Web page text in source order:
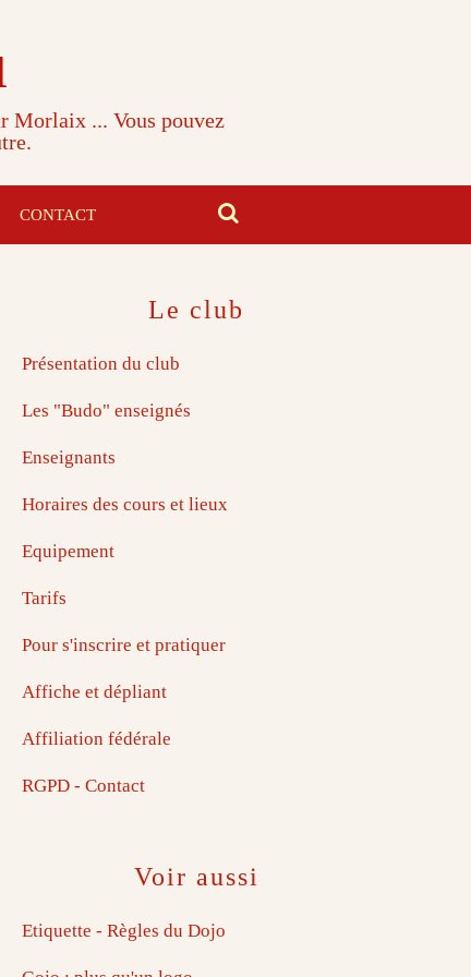
Morlaix ... Vous pouvez
CONTACT
Le club
Présentation du club
Les "Budo" enseignés
Enseignants
Horaires des cours et lieux
Equipement
Tarifs
Pour s'inscrire et pratiquer
Affiche et dépliant
Affiliation fédérale
RGPD - Contact
Voir aussi
Etiquette - Règles du Dojo